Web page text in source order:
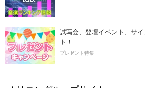
試写会、登壇イベント、サ
ト！
プレゼント特集